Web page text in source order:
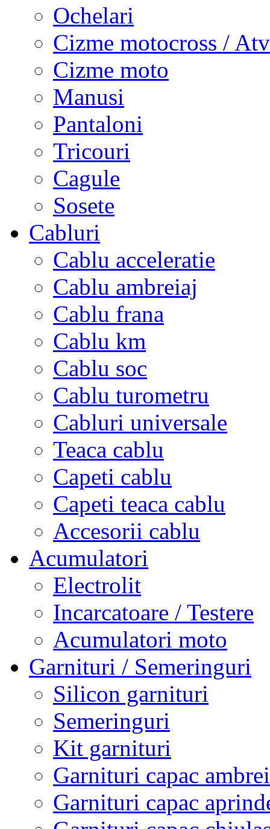
Ochelari
Cizme motocross / Atv
Cizme moto
Manusi
Pantaloni
Tricouri
Cagule
Sosete
Cabluri
Cablu acceleratie
Cablu ambreiaj
Cablu frana
Cablu km
Cablu soc
Cablu turometru
Cabluri universale
Teaca cablu
Capeti cablu
Capeti teaca cablu
Accesorii cablu
Acumulatori
Electrolit
Incarcatoare / Testere
Acumulatori moto
Garnituri / Semeringuri
Silicon garnituri
Semeringuri
Kit garnituri
Garnituri capac
Garnituri capac